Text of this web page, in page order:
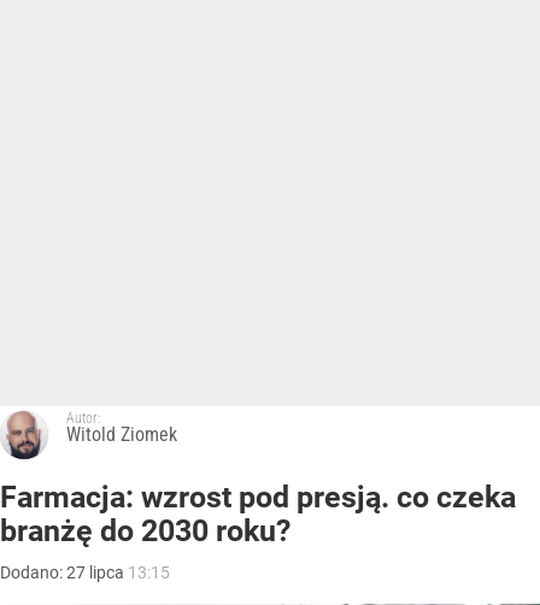
Autor:
Witold Ziomek
Farmacja: wzrost pod presją. co czeka
branżę do 2030 roku?
Dodano:27 lipca 13:15